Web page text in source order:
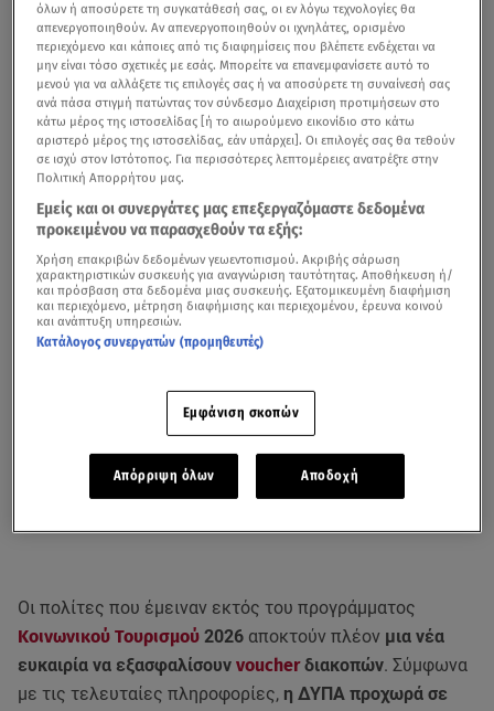
Οι πολίτες που έμειναν εκτός του προγράμματος
Κοινωνικού Τουρισμού 2026 αποκτούν πλέον μια νέα
ευκαιρία να εξασφαλίσουν voucherδιακοπών. Σύμφωνα
με τις τελευταίες πληροφορίες, η ΔΥΠΑ προχωρά σε
όλων ή αποσύρετε τη συγκατάθεσή σας, οι εν λόγω τεχνολογίες θα
απενεργοποιηθούν. Αν απενεργοποιηθούν οι ιχνηλάτες, ορισμένο
περιεχόμενο και κάποιες από τις διαφημίσεις που βλέπετε ενδέχεται να
μην είναι τόσο σχετικές με εσάς. Μπορείτε να επανεμφανίσετε αυτό το
μενού για να αλλάξετε τις επιλογές σας ή να αποσύρετε τη συναίνεσή σας
ανά πάσα στιγμή πατώντας τον σύνδεσμο Διαχείριση προτιμήσεων στο
κάτω μέρος της ιστοσελίδας [ή το αιωρούμενο εικονίδιο στο κάτω
αριστερό μέρος της ιστοσελίδας, εάν υπάρχει]. Οι επιλογές σας θα τεθούν
σε ισχύ στον Ιστότοπος. Για περισσότερες λεπτομέρειες ανατρέξτε στην
Πολιτική Απορρήτου μας.
Εμείς και οι συνεργάτες μας επεξεργαζόμαστε δεδομένα
προκειμένου να παρασχεθούν τα εξής:
Χρήση επακριβών δεδομένων γεωεντοπισμού. Ακριβής σάρωση
χαρακτηριστικών συσκευής για αναγνώριση ταυτότητας. Αποθήκευση ή/
και πρόσβαση στα δεδομένα μιας συσκευής. Εξατομικευμένη διαφήμιση
και περιεχόμενο, μέτρηση διαφήμισης και περιεχομένου, έρευνα κοινού
και ανάπτυξη υπηρεσιών.
Κατάλογος συνεργατών (προμηθευτές)
Εμφάνιση σκοπών
Απόρριψη όλων Αποδοχή